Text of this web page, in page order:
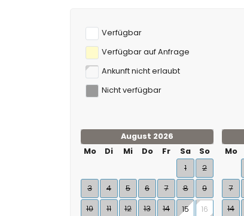
Verfügbar
Verfügbar auf Anfrage
Ankunft nicht erlaubt
Nicht verfügbar
August 2026
Mo
Di Mi Do Fr Sa
So
1
2
3
4 5 6 7 8
9
10
11 12 13 14 15
16
Mo
7
14